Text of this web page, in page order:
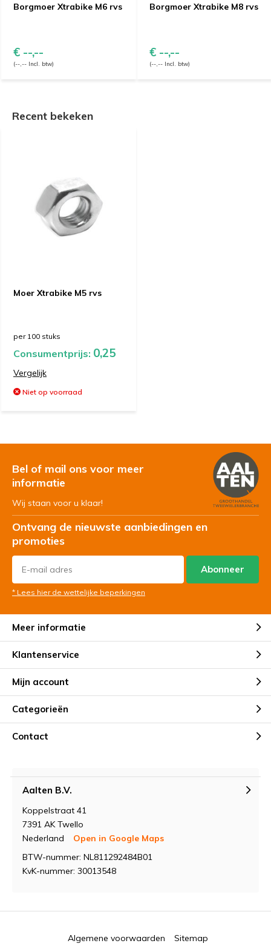
Borgmoer Xtrabike M6 rvs
€ --,--
(--,-- Incl. btw)
Borgmoer Xtrabike M8 rvs
€ --,--
(--,-- Incl. btw)
Recent bekeken
Moer Xtrabike M5 rvs
per 100 stuks
Consumentprijs: 0,25
Vergelijk
Niet op voorraad
Bel of mail ons voor meer
informatie
Wij staan voor u klaar!
Ontvang de nieuwste aanbiedingen en
promoties
Abonneer
* Lees hier de wettelijke beperkingen
Meer informatie
Klantenservice
Mijn account
Categorieën
Contact
Aalten B.V.
Koppelstraat 41
7391 AK Twello
Nederland
Open in Google Maps
BTW-nummer: NL811292484B01
KvK-nummer: 30013548
Algemene voorwaarden Sitemap